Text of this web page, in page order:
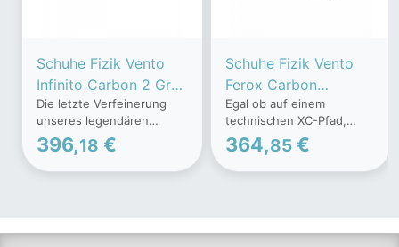
Schuhe Fizik Vento
Infinito Carbon 2 Grau
Korall, Größe 46 -
EUR
Die letzte Verfeinerung
unseres legendären
Rennradschuhs, entwickelt
mit und ausgewählt von
Spitzenathleten im
396,18 €
Schuhe Fizik Vento
Ferox Carbon
Schwarz, Größe 41 -
EUR
Egal ob auf einem
technischen XC-Pfad,
einem schnellen
Cyclocross-Rennen oder
einem ganztägigen Gravel-
Fußstabilität und
364,85 €